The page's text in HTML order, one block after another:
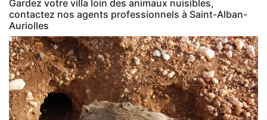
Gardez votre villa loin des animaux nuisibles,
contactez nos agents professionnels à Saint-Alban-
Auriolles